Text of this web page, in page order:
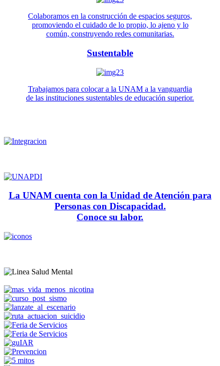
Colaboramos en la construcción de espacios seguros,
promoviendo el cuidado de lo propio, lo ajeno y lo
común, construyendo redes comunitarias.
Sustentable
Trabajamos para colocar a la UNAM a la vanguardia
de las instituciones sustentables de educación superior.
La UNAM cuenta con la Unidad de Atención para
Personas con Discapacidad.
Conoce su labor.